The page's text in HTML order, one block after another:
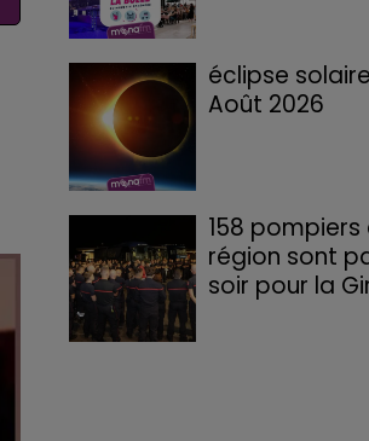
éclipse
Août 2026
158 pompiers
région sont
soir pour la